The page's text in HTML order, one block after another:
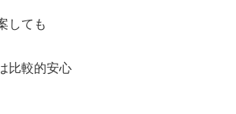
しても
比較的安心